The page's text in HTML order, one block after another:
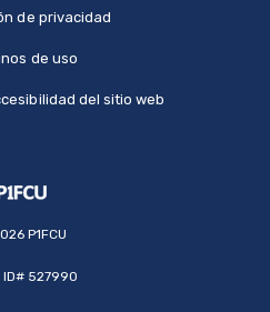
de privacidad
de uso
del sitio web
P1FCU
ID# 527990